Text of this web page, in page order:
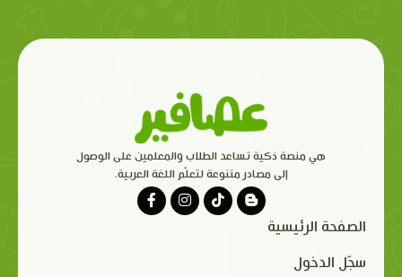
هي منصة ذكية تساعد الطلاب والمعلمين على الوصول
إلى مصادر متنوعة لتعلّم اللغة العربية.
الصفحة الرئيسية
سجّل الدخول